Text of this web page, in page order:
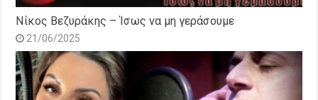
Νίκος Βεζυράκης – Ίσως να μη γεράσουμε
21/06/2025